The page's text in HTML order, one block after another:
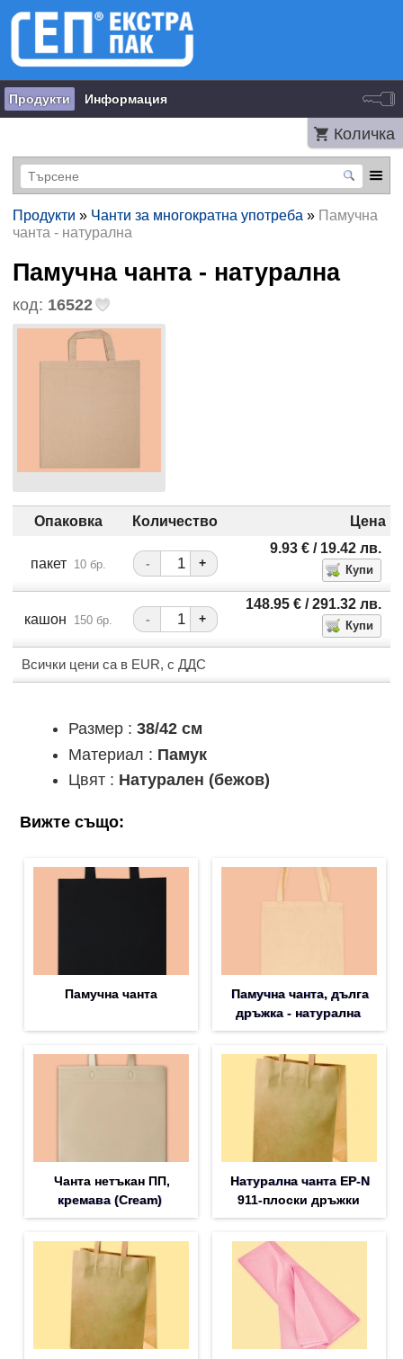
Продукти Информация
Количка
Продукти » Чанти за многократна употреба » Памучна
чанта - натурална
Памучна чанта - натурална
код: 16522
Опаковка Количество Цена
пакет 10 бр. - +
9.93 €/ 19.42 лв.
кашон 150 бр. - +
148.95 €/ 291.32 лв.
Всички цени са в EUR, с ДДС
Размер : 38/42 см
Материал : Памук
Цвят : Натурален (бежов)
Вижте също:
Памучна чанта
Памучна чанта, дълга
дръжка - натурална
Чанта нетъкан ПП,
кремава (Cream)
Натурална чанта EP-N
911-плоски дръжки